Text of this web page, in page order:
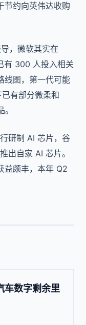
节约向英伟达收购
，微软其实在
有 300 人投入相关
线图，第一代可能
有部分微柔和
研制 AI 芯片，谷
出自家 AI 芯片。
益颇丰，本年 Q2
车数字剩余里